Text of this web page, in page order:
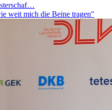
weit mich die Beine tragen"